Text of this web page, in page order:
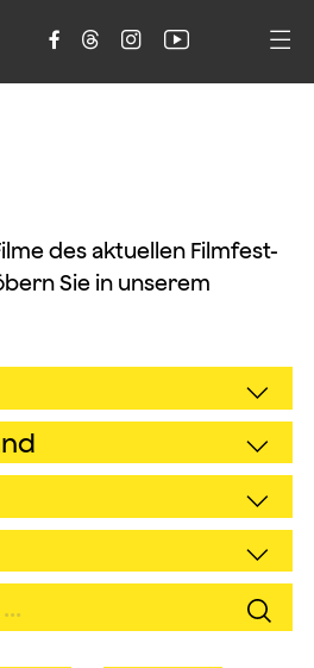
    
des aktuellen Filmfest-
Sie in unserem